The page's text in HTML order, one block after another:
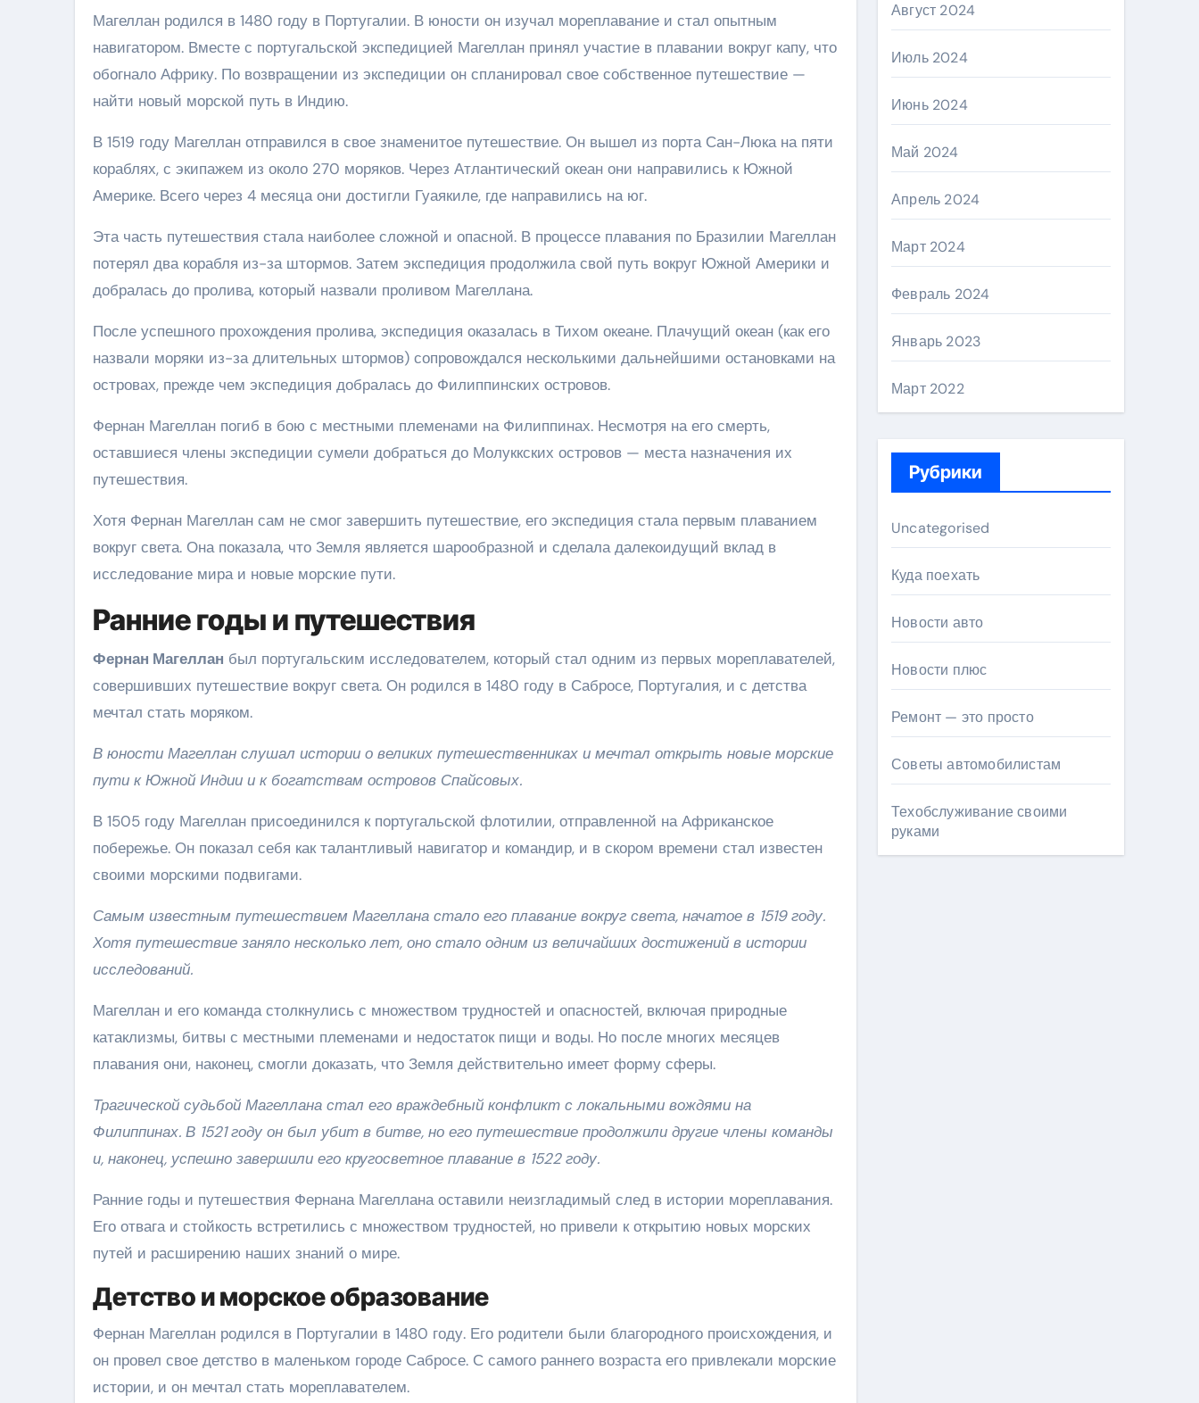
Магеллан родился в 1480 году в Португалии. В юности он изучал мореплавание и стал опытным
навигатором. Вместе с португальской экспедицией Магеллан принял участие в плавании вокруг капу, что
обогнало Африку. По возвращении из экспедиции он спланировал свое собственное путешествие —
найти новый морской путь в Индию.
В 1519 году Магеллан отправился в свое знаменитое путешествие. Он вышел из порта Сан-Люка на пяти
кораблях, с экипажем из около 270 моряков. Через Атлантический океан они направились к Южной
Америке. Всего через 4 месяца они достигли Гуаякиле, где направились на юг.
Эта часть путешествия стала наиболее сложной и опасной. В процессе плавания по Бразилии Магеллан
потерял два корабля из-за штормов. Затем экспедиция продолжила свой путь вокруг Южной Америки и
добралась до пролива, который назвали проливом Магеллана.
После успешного прохождения пролива, экспедиция оказалась в Тихом океане. Плачущий океан (как его
назвали моряки из-за длительных штормов) сопровождался несколькими дальнейшими остановками на
островах, прежде чем экспедиция добралась до Филиппинских островов.
Фернан Магеллан погиб в бою с местными племенами на Филиппинах. Несмотря на его смерть,
оставшиеся члены экспедиции сумели добраться до Молуккских островов — места назначения их
путешествия.
Хотя Фернан Магеллан сам не смог завершить путешествие, его экспедиция стала первым плаванием
вокруг света. Она показала, что Земля является шарообразной и сделала далекоидущий вклад в
исследование мира и новые морские пути.
Ранние годы и путешествия
Фернан Магеллан был португальским исследователем, который стал одним из первых мореплавателей,
совершивших путешествие вокруг света. Он родился в 1480 году в Сабросе, Португалия, и с детства
мечтал стать моряком.
В юности Магеллан слушал истории о великих путешественниках и мечтал открыть новые морские
пути к Южной Индии и к богатствам островов Спайсовых.
В 1505 году Магеллан присоединился к португальской флотилии, отправленной на Африканское
побережье. Он показал себя как талантливый навигатор и командир, и в скором времени стал известен
своими морскими подвигами.
Самым известным путешествием Магеллана стало его плавание вокруг света, начатое в 1519 году.
Хотя путешествие заняло несколько лет, оно стало одним из величайших достижений в истории
исследований.
Магеллан и его команда столкнулись с множеством трудностей и опасностей, включая природные
катаклизмы, битвы с местными племенами и недостаток пищи и воды. Но после многих месяцев
плавания они, наконец, смогли доказать, что Земля действительно имеет форму сферы.
Трагической судьбой Магеллана стал его враждебный конфликт с локальными вождями на
Филиппинах. В 1521 году он был убит в битве, но его путешествие продолжили другие члены команды
и, наконец, успешно завершили его кругосветное плавание в 1522 году.
Ранние годы и путешествия Фернана Магеллана оставили неизгладимый след в истории мореплавания.
Его отвага и стойкость встретились с множеством трудностей, но привели к открытию новых морских
путей и расширению наших знаний о мире.
Детство и морское образование
Фернан Магеллан родился в Португалии в 1480 году. Его родители были благородного происхождения, и
он провел свое детство в маленьком городе Сабросе. С самого раннего возраста его привлекали морские
истории, и он мечтал стать мореплавателем.
Август 2024
Июль 2024
Июнь 2024
Май 2024
Апрель 2024
Март 2024
Февраль 2024
Январь 2023
Март 2022
Рубрики
Uncategorised
Куда поехать
Новости авто
Новости плюс
Ремонт — это просто
Советы автомобилистам
Техобслуживание своими
руками